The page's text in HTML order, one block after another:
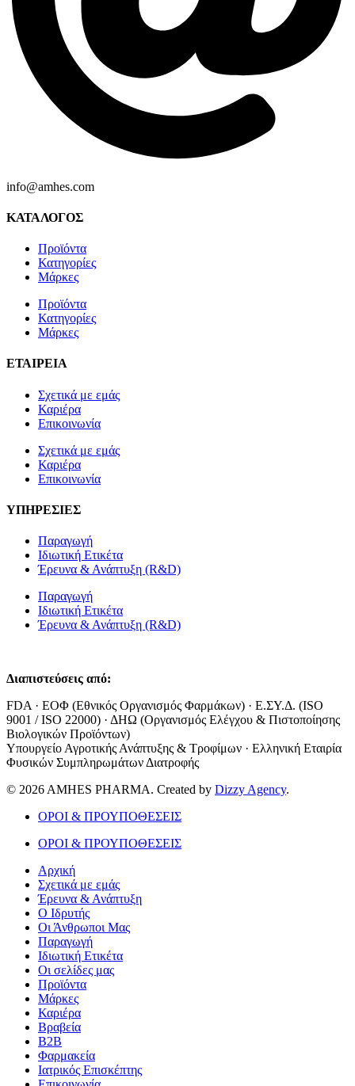
info@amhes.com
ΚΑΤΑΛΟΓΟΣ
Προϊόντα
Κατηγορίες
Μάρκες
Προϊόντα
Κατηγορίες
Μάρκες
ΕΤΑΙΡΕΙΑ
Σχετικά με εμάς
Καριέρα
Επικοινωνία
Σχετικά με εμάς
Καριέρα
Επικοινωνία
ΥΠΗΡΕΣΙΕΣ
Παραγωγή
Ιδιωτική Ετικέτα
Έρευνα & Ανάπτυξη (R&D)
Παραγωγή
Ιδιωτική Ετικέτα
Έρευνα & Ανάπτυξη (R&D)
Διαπιστεύσεις από:
FDA · ΕΟΦ (Εθνικός Οργανισμός Φαρμάκων) · Ε.ΣΥ.Δ. (ISO
9001 / ISO 22000) · ΔΗΩ (Οργανισμός Ελέγχου & Πιστοποίησης
Βιολογικών Προϊόντων)
Υπουργείο Αγροτικής Ανάπτυξης & Τροφίμων · Ελληνική Εταιρία
Φυσικών Συμπληρωμάτων Διατροφής
© 2026 AMHES PHARMA. Created by Dizzy Agency.
ΟΡΟΙ & ΠΡΟΥΠΟΘΕΣΕΙΣ
ΟΡΟΙ & ΠΡΟΥΠΟΘΕΣΕΙΣ
Αρχική
Σχετικά με εμάς
Έρευνα & Ανάπτυξη
Ο Ιδρυτής
Οι Άνθρωποι Μας
Παραγωγή
Ιδιωτική Ετικέτα
Οι σελίδες μας
Προϊόντα
Μάρκες
Καριέρα
Βραβεία
B2B
Φαρμακεία
Ιατρικός Επισκέπτης